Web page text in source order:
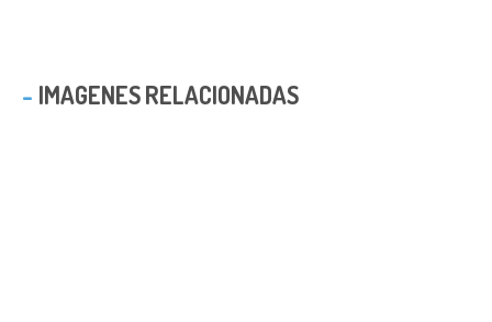
IMAGENES RELACIONADAS